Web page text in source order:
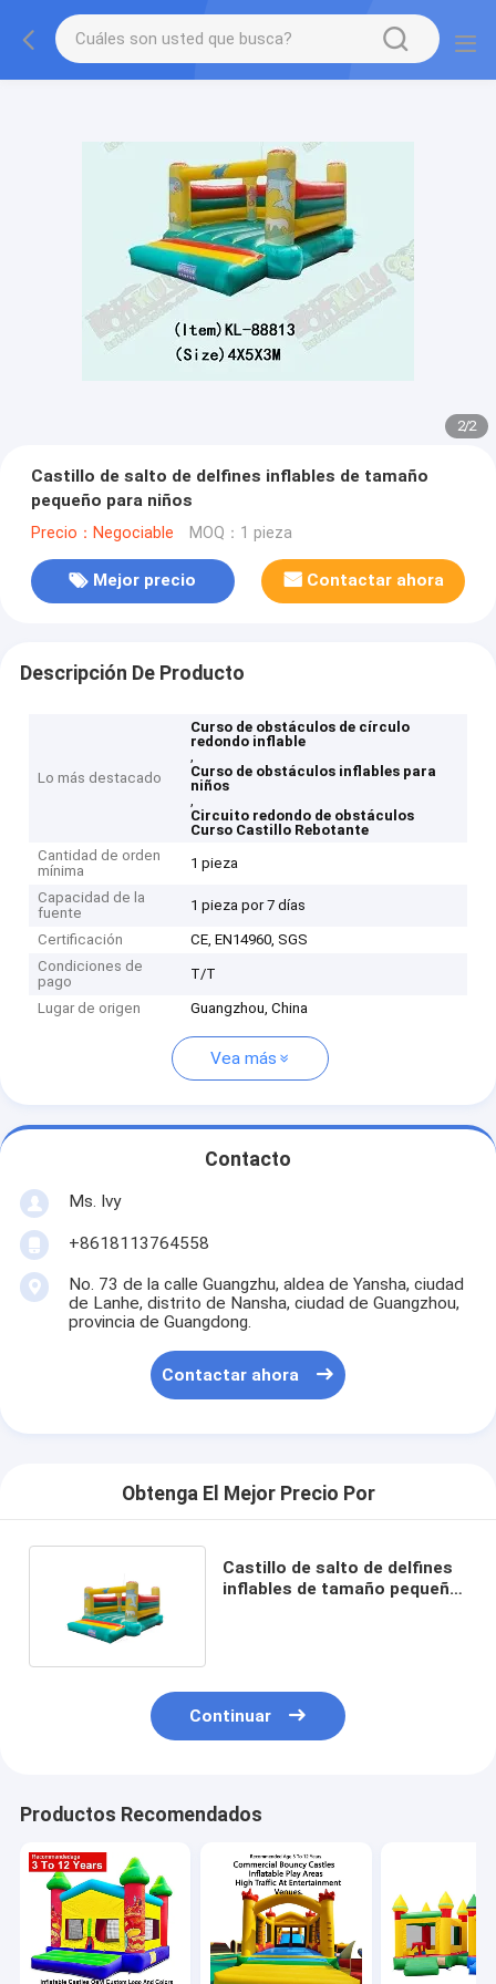
2/2
Castillo de salto de delfines inflables de tamaño
pequeño para niños
Precio：Negociable MOQ：1 pieza
Mejor precio Contactar ahora
Descripción De Producto
Lo más destacado
Curso de obstáculos de círculo
redondo inflable
,
Curso de obstáculos inflables para
niños
,
Circuito redondo de obstáculos
Curso Castillo Rebotante
Cantidad de orden
mínima
1 pieza
Capacidad de la
fuente
1 pieza por 7 días
Certificación
CE, EN14960, SGS
Condiciones de
pago
T/T
Lugar de origen Guangzhou, China
Vea más
Contacto
Ms. Ivy
+8618113764558
No. 73 de la calle Guangzhu, aldea de Yansha, ciudad
de Lanhe, distrito de Nansha, ciudad de Guangzhou,
provincia de Guangdong.
Contactar ahora
Obtenga El Mejor Precio Por
Castillo de salto de delfines
inflables de tamaño pequeño
Continuar
Productos Recomendados